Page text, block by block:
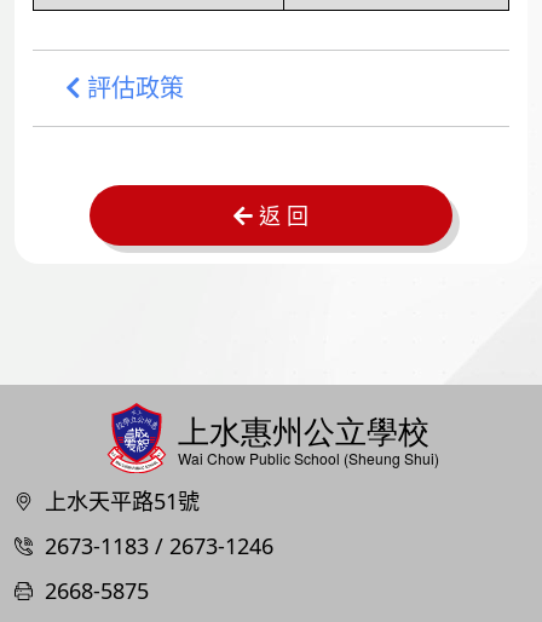
評估政策
返 回
上水天平路51號
2673-1183 / 2673-1246
2668-5875